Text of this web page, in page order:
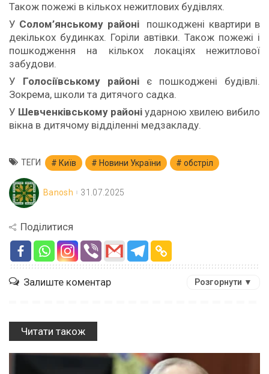
Також пожежі в кількох нежитлових будівлях.
У Солом’янському районі
пошкоджені квартири в
декількох будинках. Горіли автівки. Також пожежі і
пошкодження на кількох локаціях нежитлової
забудови.
У Голосіївському районі є пошкоджені будівлі.
Зокрема, школи та дитячого садка.
У Шевченківському районі ударною хвилею вибило
вікна в дитячому відділенні медзакладу.
ТЕГИ Київ Новини України обстріл
Banosh 31.07.2025
Поділитися
Залиште коментар Розгорнути ▼
Читати також